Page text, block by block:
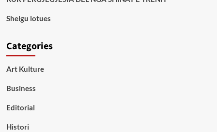
Shelgu lotues
Categories
Art Kulture
Business
Editorial
Histori